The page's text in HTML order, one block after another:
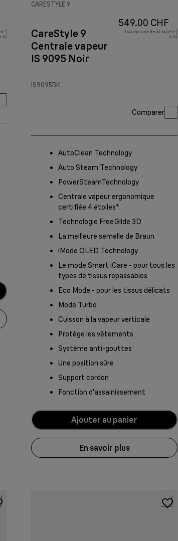
(
%)
CARESTYLE 9
CareStyle 9
Centrale vapeur
IS 9095 Noir
IS9095BK
549.00 CHF
TVA incluse de 41.14 CHF (
8 %)
Comparer
AutoClean Technology
Auto Steam Technology
PowerSteamTechnology
Centrale vapeur ergonomique
certifiée 4 étoiles*
Technologie FreeGlide 3D
La meilleure semelle de Braun
iMode OLED Technology
Le mode Smart iCare - pour tous les
types de tissus repassables
Eco Mode - pour les tissus délicats
Mode Turbo
Cuisson à la vapeur verticale
Protège les vêtements
Système anti-gouttes
Une position sûre
Support cordon
Fonction d'assainissement
Ajouter au panier
En savoir plus